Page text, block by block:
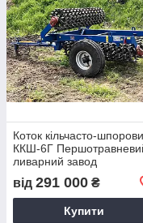
Коток кільчасто-
ККШ-6Г
ливарний завод
від 291 000 ₴
Купити